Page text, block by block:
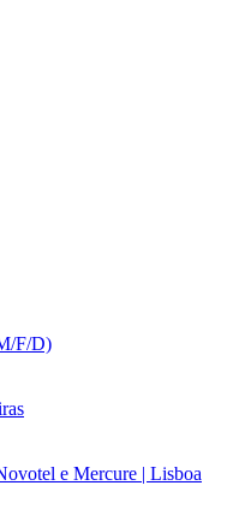
F/D)
e Mercure | Lisboa